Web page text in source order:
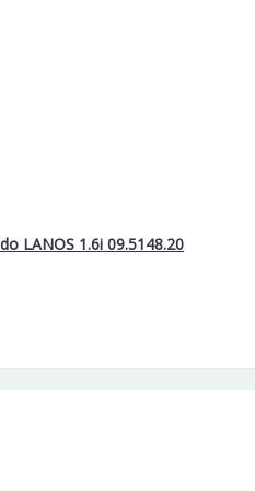
LANOS 1.6i 09.5148.20